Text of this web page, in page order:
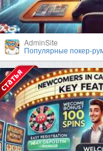
AdminSite
Популярные покер-